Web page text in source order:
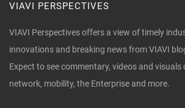
VIAVI PERSPECTIVES
VIAVI Perspectives offers a view of timely
innovations and breaking news from VIAVI
Expect to see commentary, videos and
network, mobility, the Enterprise and more.